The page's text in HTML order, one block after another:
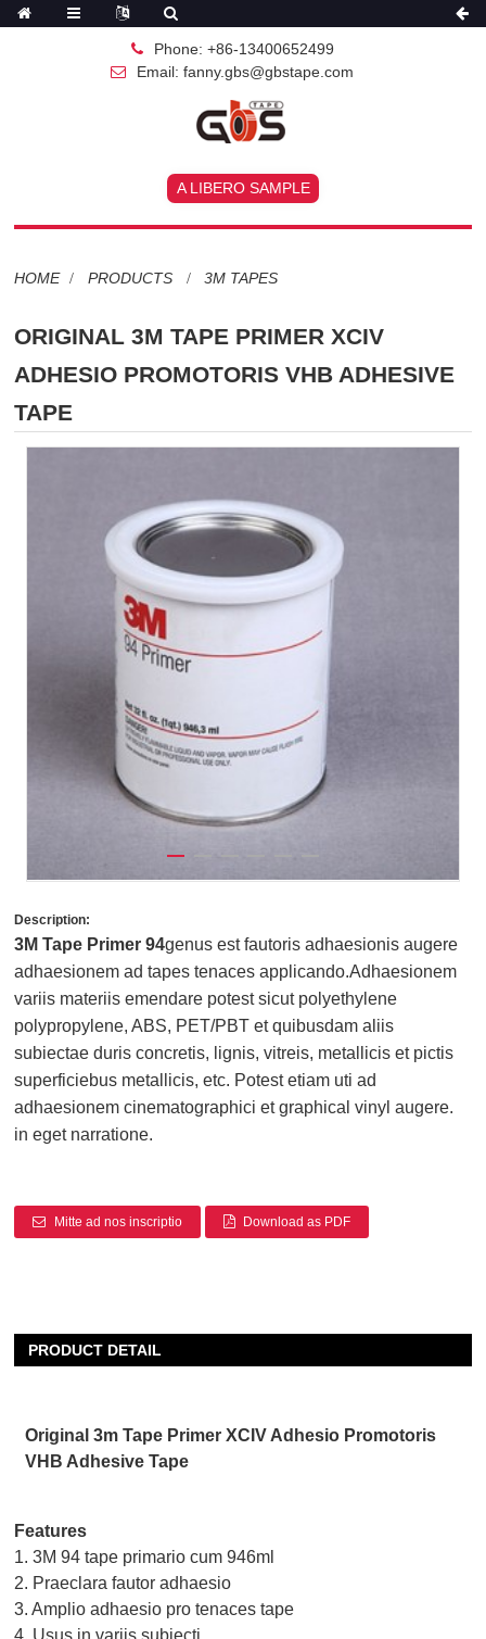
Phone: +86-13400652499
Email: fanny.gbs@gbstape.com
A LIBERO SAMPLE
HOME PRODUCTS 3M TAPES
ORIGINAL 3M TAPE PRIMER XCIV
ADHESIO PROMOTORIS VHB ADHESIVE
TAPE
Description:
3M Tape Primer 94genus est fautoris adhaesionis augere
adhaesionem ad tapes tenaces applicando.Adhaesionem
variis materiis emendare potest sicut polyethylene
polypropylene, ABS, PET/PBT et quibusdam aliis
subiectae duris concretis, lignis, vitreis, metallicis et pictis
superficiebus metallicis, etc. Potest etiam uti ad
adhaesionem cinematographici et graphical vinyl augere.
in eget narratione.
Mitte ad nos inscriptio Download as PDF
PRODUCT DETAIL
Original 3m Tape Primer XCIV Adhesio Promotoris
VHB Adhesive Tape
Features
1. 3M 94 tape primario cum 946ml
2. Praeclara fautor adhaesio
3. Amplio adhaesio pro tenaces tape